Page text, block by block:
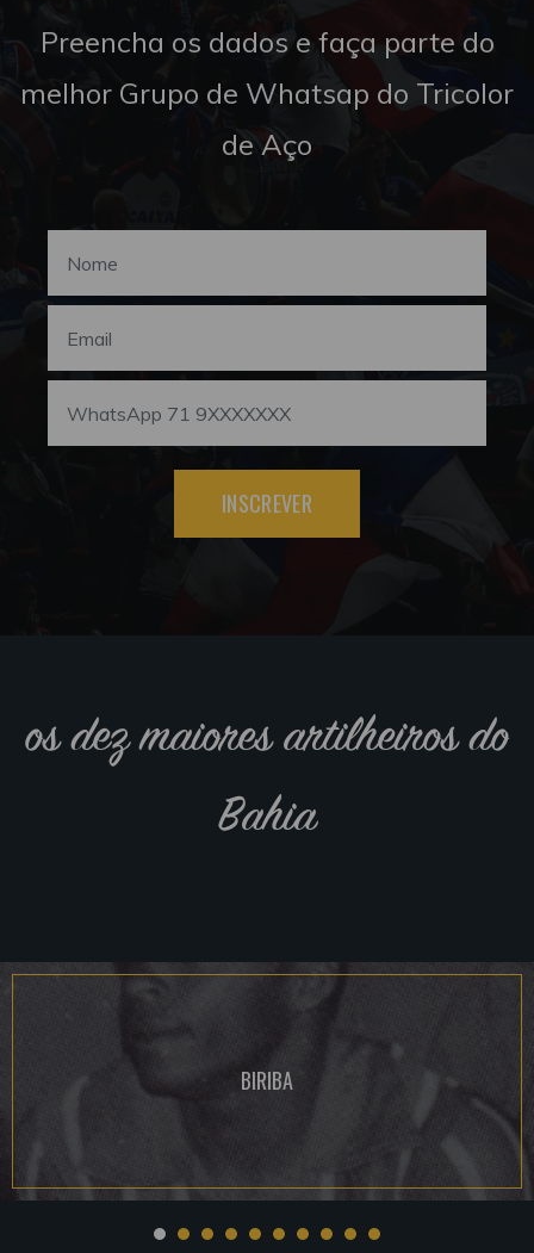
Preencha os dados e faça parte do
melhor Grupo de Whatsap do Tricolor
de Aço
INSCREVER
os dez maiores artilheiros do
Bahia
BIRIBA